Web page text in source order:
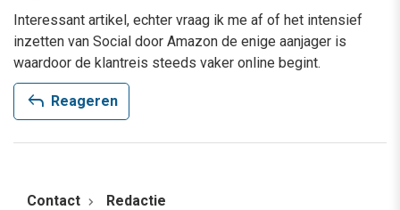
Interessant artikel, echter vraag ik me af of het intensief
inzetten van Social door Amazon de enige aanjager is
waardoor de klantreis steeds vaker online begint.
reply Reageren
Contact Redactie